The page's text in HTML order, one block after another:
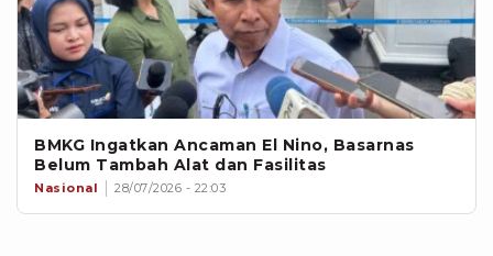
BMKG Ingatkan Ancaman El Nino, Basarnas
Belum Tambah Alat dan Fasilitas
Nasional 28/07/2026 - 22:03